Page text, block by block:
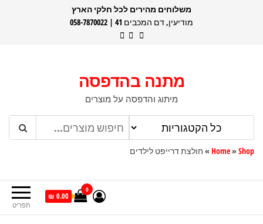
משלוחים מהירים לכל חלקי הארץ
מודיעין, דם המכבים 41 | 058-7870022
מתנה בהדפסה
מיתוג והדפסה על מוצרים
Home» Shop
» חולצת דרייפט לילדים
תפריט
0
0.00 ₪